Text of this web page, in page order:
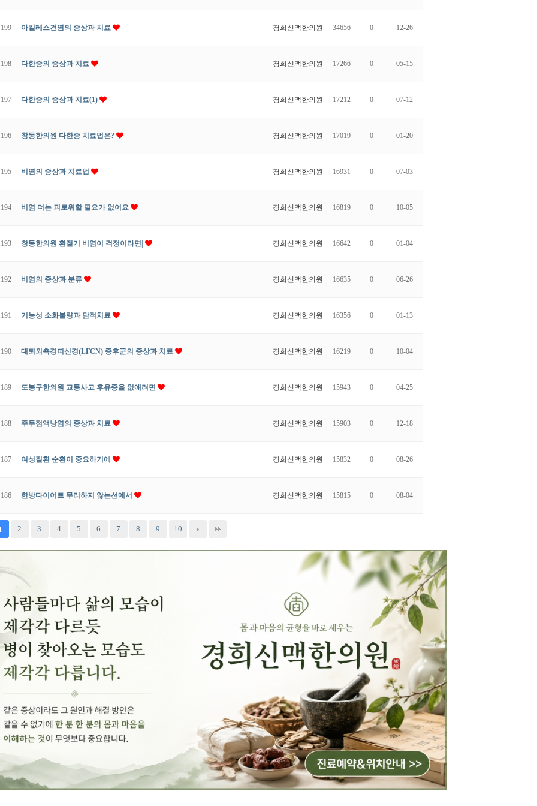
199 아킬레스건염의 증상과 치료 경희신맥한의원 34656 0 12-26
198 다한증의 증상과 치료 경희신맥한의원 17266 0 05-15
197 다한증의 증상과 치료(1) 경희신맥한의원 17212 0 07-12
196 창동한의원 다한증 치료법은? 경희신맥한의원 17019 0 01-20
195 비염의 증상과 치료법 경희신맥한의원 16931 0 07-03
194 비염 더는 괴로워할 필요가 없어요 경희신맥한의원 16819 0 10-05
193 창동한의원 환절기 비염이 걱정이라면| 경희신맥한의원 16642 0 01-04
192 비염의 증상과 분류 경희신맥한의원 16635 0 06-26
191 기능성 소화불량과 담적치료 경희신맥한의원 16356 0 01-13
190 대퇴외측경피신경(LFCN) 증후군의 증상과 치료 경희신맥한의원 16219 0 10-04
189 도봉구한의원 교통사고 후유증을 없애려면 경희신맥한의원 15943 0 04-25
188 주두점액낭염의 증상과 치료 경희신맥한의원 15903 0 12-18
187 여성질환 순환이 중요하기에 경희신맥한의원 15832 0 08-26
186 한방다이어트 무리하지 않는선에서 경희신맥한의원 15815 0 08-04
2 3 4 5 6 7 8 9 10